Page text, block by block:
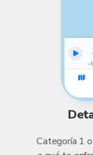
Categoría 1